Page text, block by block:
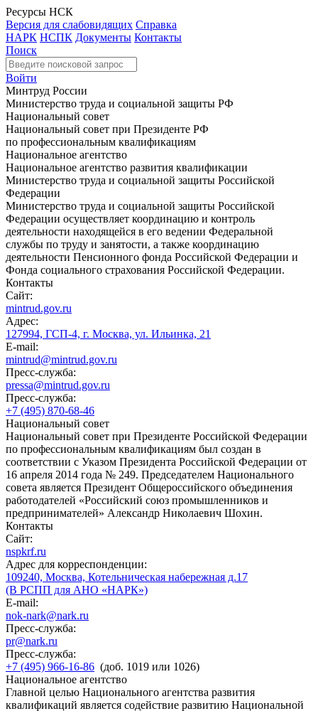
Ресурсы НСК
Версия для слабовидящих Справка
НАРК НСПК Документы Контакты
Поиск
Войти
Минтруд России
Министерство труда и социальной защиты РФ
Национальный совет
Национальный совет при Президенте РФ
по профессиональным квалификациям
Национальное агентство
Национальное агентство развития квалификации
Министерство труда и социальной защиты Российской
Федерации
Министерство труда и социальной защиты Российской
Федерации осуществляет координацию и контроль
деятельности находящейся в его ведении Федеральной
службы по труду и занятости, а также координацию
деятельности Пенсионного фонда Российской Федерации и
Фонда социального страхования Российской Федерации.
Контакты
Сайт:
mintrud.gov.ru
Адрес:
127994, ГСП-4, г. Москва, ул. Ильинка, 21
E-mail:
mintrud@mintrud.gov.ru
Пресс-служба:
pressa@mintrud.gov.ru
Пресс-служба:
+7 (495) 870-68-46
Национальный совет
Национальный совет при Президенте Российской Федерации
по профессиональным квалификациям был создан в
соответствии с Указом Президента Российской Федерации от
16 апреля 2014 года № 249. Председателем Национального
совета является Президент Общероссийского объединения
работодателей «Российский союз промышленников и
предпринимателей» Александр Николаевич Шохин.
Контакты
Сайт:
nspkrf.ru
Адрес для корреспонденции:
109240, Москва, Котельническая набережная д.17
(В РСПП для АНО «НАРК»)
E-mail:
nok-nark@nark.ru
Пресс-служба:
pr@nark.ru
Пресс-служба:
+7 (495) 966-16-86 (доб. 1019 или 1026)
Национальное агентство
Главной целью Национального агентства развития
квалификаций является содействие развитию Национальной